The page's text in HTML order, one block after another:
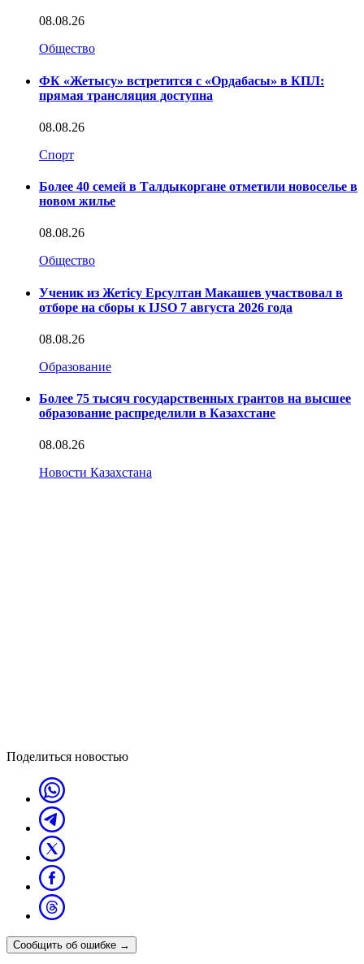
08.08.26
Общество
ФК «Жетысу» встретится с «Ордабасы» в КПЛ:
прямая трансляция доступна
08.08.26
Спорт
Более 40 семей в Талдыкоргане отметили новоселье в
новом жилье
08.08.26
Общество
Ученик из Жетісу Ерсултан Макашев участвовал в
отборе на сборы к IJSO 7 августа 2026 года
08.08.26
Образование
Более 75 тысяч государственных грантов на высшее
образование распределили в Казахстане
08.08.26
Новости Казахстана
Поделиться новостью
Сообщить об ошибке →